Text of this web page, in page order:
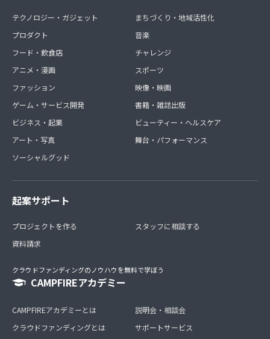
テクノロジー・ガジェット
プロダクト
フード・飲食店
アニメ・漫画
ファッション
ゲーム・サービス開発
ビジネス・起業
アート・写真
ソーシャルグッド
まちづくり・地域活性化
音楽
チャレンジ
スポーツ
映像・映画
書籍・雑誌出版
ビューティー・ヘルスケア
舞台・パフォーマンス
起案サポート
プロジェクトを作る
資料請求
スタッフに相談する
クラウドファンディングのノウハウを無料で学ぼう
CAMPFIREアカデミー
CAMPFIREアカデミーとは
クラウドファンディングとは
説明会・相談会
サポートサービス